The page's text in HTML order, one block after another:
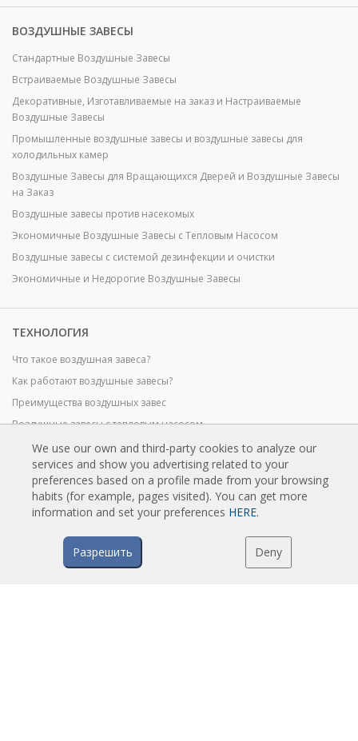
ВОЗДУШНЫЕ ЗАВЕСЫ
Стандартные Воздушные Завесы
Встраиваемые Воздушные Завесы
Декоративные, Изготавливаемые на заказ и Настраиваемые
Воздушные Завесы
Промышленные воздушные завесы и воздушные завесы для
холодильных камер
Воздушные Завесы для Вращающихся Дверей и Воздушные Завесы
на Заказ
Воздушные завесы против насекомых
Экономичные Воздушные Завесы с Тепловым Насосом
Воздушные завесы с системой дезинфекции и очистки
Экономичные и Недорогие Воздушные Завесы
ТЕХНОЛОГИЯ
Что такое воздушная завеса?
Как работают воздушные завесы?
Преимущества воздушных завес
Воздушные завесы с тепловым насосом
EC воздушные завесы
Воздушные завесы Airtècnics
ZAGRUZKI
Каталоги воздушных завес
Техническая документация
We use our own and third-party cookies to analyze our
services and show you advertising related to your
preferences based on a profile made from your browsing
habits (for example, pages visited). You can get more
information and set your preferences HERE.
Разрешить Deny